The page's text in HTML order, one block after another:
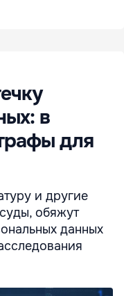
в
для
и другие
обяжут
данных